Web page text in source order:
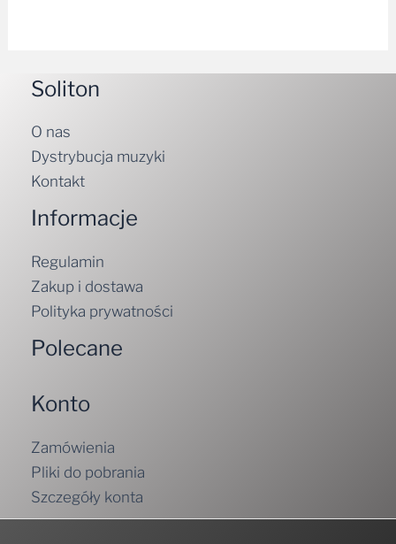
Soliton
O nas
Dystrybucja muzyki
Kontakt
Informacje
Regulamin
Zakup i dostawa
Polityka prywatności
Polecane
Konto
Zamówienia
Pliki do pobrania
Szczegóły konta